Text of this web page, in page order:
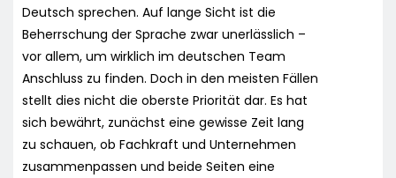
Deutsch sprechen. Auf lange Sicht ist die
Beherrschung der Sprache zwar unerlässlich –
vor allem, um wirklich im deutschen Team
Anschluss zu finden. Doch in den meisten Fällen
stellt dies nicht die oberste Priorität dar. Es hat
sich bewährt, zunächst eine gewisse Zeit lang
zu schauen, ob Fachkraft und Unternehmen
zusammenpassen und beide Seiten eine